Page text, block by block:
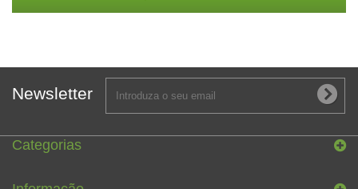
Newsletter
Categorias